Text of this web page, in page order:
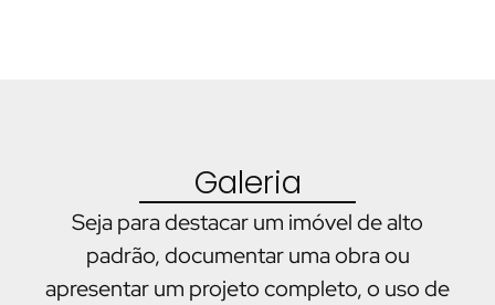
Galeria
Seja para destacar um imóvel de alto
padrão, documentar uma obra ou
apresentar um projeto completo, o uso de